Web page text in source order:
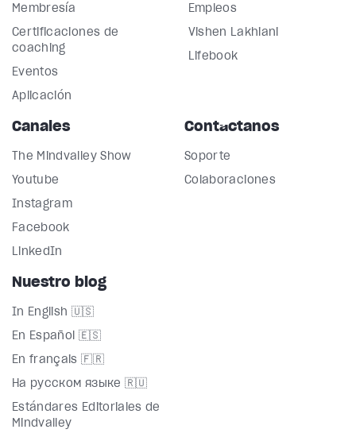
Membresía
Certificaciones de
coaching
Eventos
Aplicación
Empleos
Vishen Lakhiani
Lifebook
Canales
The Mindvalley Show
Youtube
Instagram
Facebook
LinkedIn
Contáctanos
Soporte
Colaboraciones
Nuestro blog
In English 🇺🇸
En Español 🇪🇸
En français 🇫🇷
На русском языке 🇷🇺
Estándares Editoriales de
Mindvalley